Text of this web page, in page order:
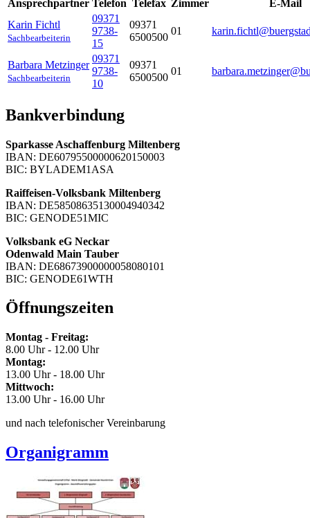
Ansprechpartner Telefon Telefax Zimmer
E-Mail
Karin Fichtl
Sachbearbeiterin
09371
9738-
15
09371
6500500
01
Barbara Metzinger
Sachbearbeiterin
09371
9738-
10
09371
6500500
01
Bankverbindung
Sparkasse Aschaffenburg Miltenberg
IBAN: DE60795500000620150003
BIC: BYLADEM1ASA
Raiffeisen-Volksbank Miltenberg
IBAN: DE58508635130004940342
BIC: GENODE51MIC
Volksbank eG Neckar
Odenwald Main Tauber
IBAN: DE68673900000058080101
BIC: GENODE61WTH
Öffnungszeiten
Montag - Freitag:
8.00 Uhr - 12.00 Uhr
Montag:
13.00 Uhr - 18.00 Uhr
Mittwoch:
13.00 Uhr - 16.00 Uhr
und nach telefonischer Vereinbarung
Organigramm